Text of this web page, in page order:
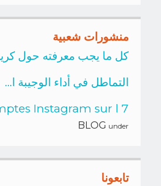
منشورات شعبية
كل ما يجب معرفته حول
التماطل في أداء الوجيبة ا...
7 comptes Instagram sur l...
under
BLOG
تابعونا